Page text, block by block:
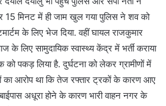
15 मिनट में ही जाम खुल गया पुलिस ने शव को
के लिए भेज दिया. वहीं घायल राजकुमार
के लिए सामुदायिक स्वास्थ्य केंद्र में भर्ती कराया
पकड़ लिया है. दुर्घटना को लेकर ग्रामीणों में
का आरोप था कि तेज रफ्तार ट्रकों के कारण आए
अधूरा होने के कारण भारी वाहन नगर के